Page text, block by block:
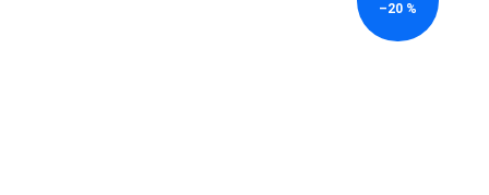
–20 %